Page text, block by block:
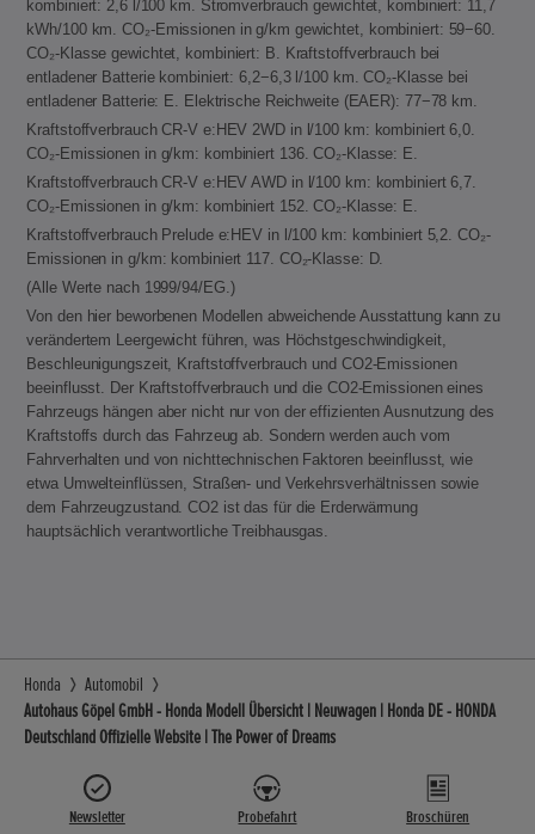
kombiniert: 2,6 l/100 km. Stromverbrauch gewichtet, kombiniert: 11,7
kWh/100 km. CO₂-Emissionen in g/km gewichtet, kombiniert: 59−60.
CO₂-Klasse gewichtet, kombiniert: B. Kraftstoffverbrauch bei
entladener Batterie kombiniert: 6,2−6,3 l/100 km. CO₂-Klasse bei
entladener Batterie: E. Elektrische Reichweite (EAER): 77−78 km.
Kraftstoffverbrauch CR-V e:HEV 2WD in l/100 km: kombiniert 6,0.
CO₂-Emissionen in g/km: kombiniert 136. CO₂-Klasse: E.
Kraftstoffverbrauch CR-V e:HEV AWD in l/100 km: kombiniert 6,7.
CO₂-Emissionen in g/km: kombiniert 152. CO₂-Klasse: E.
Kraftstoffverbrauch Prelude e:HEV in l/100 km: kombiniert 5,2. CO₂-
Emissionen in g/km: kombiniert 117. CO₂-Klasse: D.
(Alle Werte nach 1999/94/EG.)
Von den hier beworbenen Modellen abweichende Ausstattung kann zu
verändertem Leergewicht führen, was Höchstgeschwindigkeit,
Beschleunigungszeit, Kraftstoffverbrauch und CO2-Emissionen
beeinflusst. Der Kraftstoffverbrauch und die CO2-Emissionen eines
Fahrzeugs hängen aber nicht nur von der effizienten Ausnutzung des
Kraftstoffs durch das Fahrzeug ab. Sondern werden auch vom
Fahrverhalten und von nichttechnischen Faktoren beeinflusst, wie
etwa Umwelteinflüssen, Straßen- und Verkehrsverhältnissen sowie
dem Fahrzeugzustand. CO2 ist das für die Erderwärmung
hauptsächlich verantwortliche Treibhausgas.
Honda
Automobil
Autohaus Göpel GmbH - Honda Modell Übersicht | Neuwagen | Honda DE - HONDA
Deutschland Offizielle Website | The Power of Dreams
Newsletter Probefahrt Broschüren